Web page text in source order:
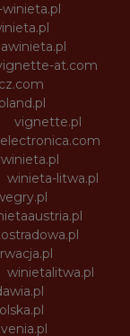
at.com
vignette.pl
winieta-litwa.pl
winietalitwa.pl